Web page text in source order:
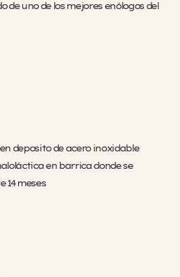
de uno de los mejores enólogos del
deposito de acero inoxidable
en barrica donde se
14 meses